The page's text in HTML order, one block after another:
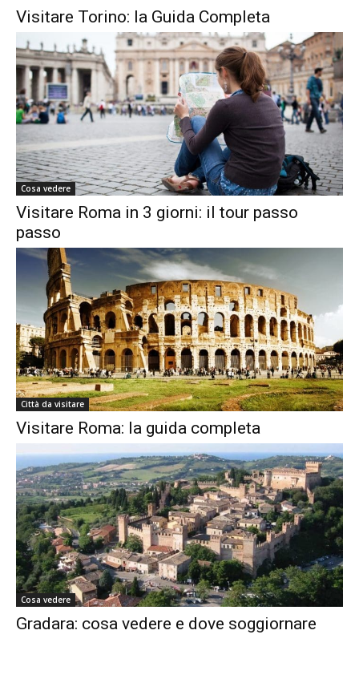
Visitare Torino: la Guida Completa
Cosa vedere
Visitare Roma in 3 giorni: il tour passo
passo
Città da visitare
Visitare Roma: la guida completa
Cosa vedere
Gradara: cosa vedere e dove soggiornare